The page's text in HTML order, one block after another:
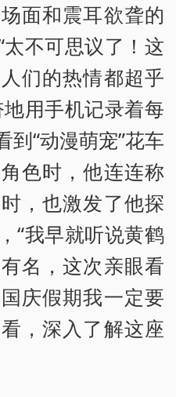
面和震耳欲聋的
不可思议了！这
们的热情都超乎
用手机记录着每
到“动漫萌宠”花车
色时，他连连称
，也激发了他探
“我早就听说黄鹤
名，这次亲眼看
庆假期我一定要
，深入了解这座